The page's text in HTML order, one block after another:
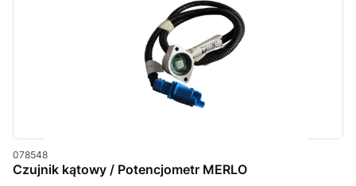
Kod produktu
078548
Czujnik kątowy / Potencjometr MERLO